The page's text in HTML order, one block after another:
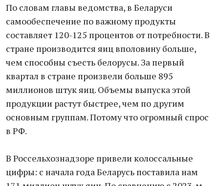
По словам главы ведомства, в Беларуси
самообеспечение по важному продукты
составляет 120-125 процентов от потребности. В
стране производится яиц вполовину больше,
чем способны съесть белорусы. За первый
квартал в стране произвели больше 895
миллионов штук яиц. Объемы выпуска этой
продукции растут быстрее, чем по другим
основным группам. Потому что огромный спрос
в РФ.
В Россельхознадзоре привели колоссальные
цифры: с начала года Беларусь поставила нам